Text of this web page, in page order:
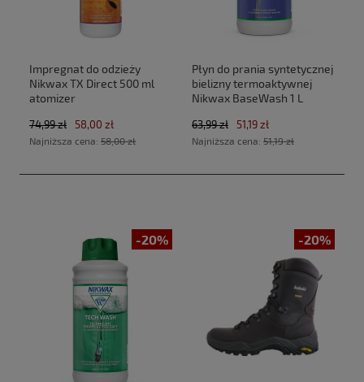
Impregnat do odzieży
Nikwax TX Direct 500 ml
atomizer
74,99 zł 58,00 zł
Najniższa cena: 58,00 zł
Płyn do prania syntetycznej
bielizny termoaktywnej
Nikwax BaseWash 1 L
63,99 zł 51,19 zł
Najniższa cena: 51,19 zł
-20% -20%